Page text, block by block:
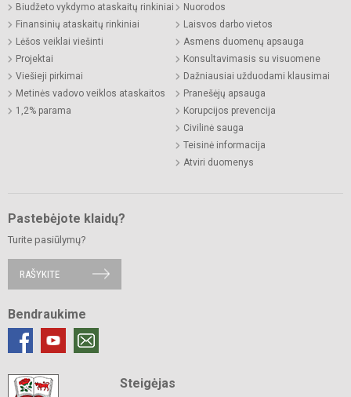
Biudžeto vykdymo ataskaitų rinkiniai
Finansinių ataskaitų rinkiniai
Lėšos veiklai viešinti
Projektai
Viešieji pirkimai
Metinės vadovo veiklos ataskaitos
1,2% parama
Nuorodos
Laisvos darbo vietos
Asmens duomenų apsauga
Konsultavimasis su visuomene
Dažniausiai užduodami klausimai
Pranešėjų apsauga
Korupcijos prevencija
Civilinė sauga
Teisinė informacija
Atviri duomenys
Pastebėjote klaidų?
Turite pasiūlymų?
RAŠYKITE
Bendraukime
Steigėjas